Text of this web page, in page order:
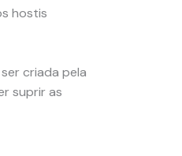
hostis
criada pela
suprir as